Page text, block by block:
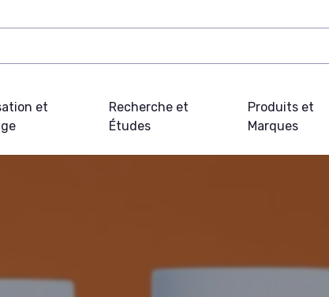
et
Recherche et
Études
Produits et
Marques